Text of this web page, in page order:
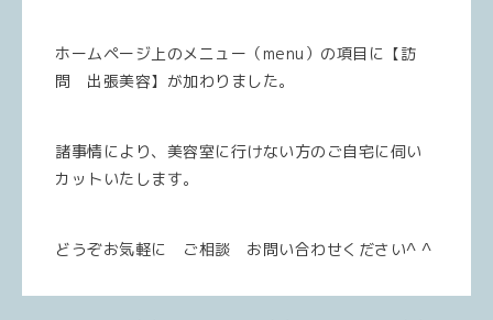
ホームページ上のメニュー（menu）の項目に【訪
問 出張美容】が加わりました。
諸事情により、美容室に行けない方のご自宅に伺い
カットいたします。
どうぞお気軽に ご相談 お問い合わせください^ ^